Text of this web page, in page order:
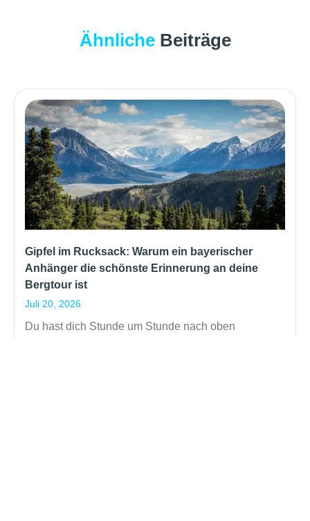
ÄhnlicheBeiträge
Gipfel im Rucksack: Warum ein bayerischer
Anhänger die schönste Erinnerung an deine
Bergtour ist
Juli 20, 2026
Du hast dich Stunde um Stunde nach oben